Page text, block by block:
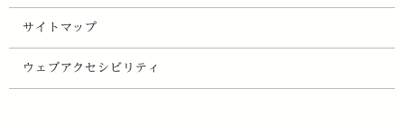
サイトマップ
ウェブアクセシビリティ